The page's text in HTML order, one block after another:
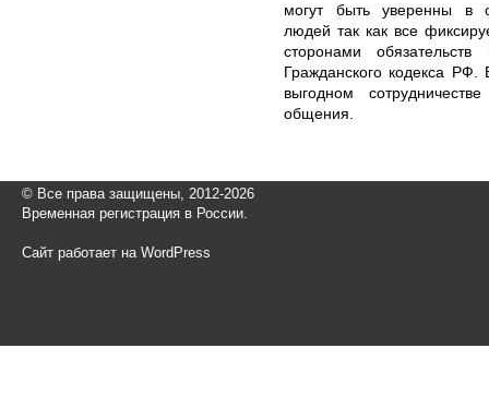
могут быть уверенны в
людей так как все
сторонами
Гражданского кодекса
выгодном
общения.
© Все права защищены, 2012-2026
Временная регистрация в России.
Сайт работает на WordPress